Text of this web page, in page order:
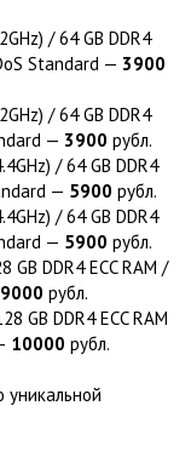
/ 64 GB DDR4
Standard — 3900
/ 64 GB DDR4
— 3900 рубл.
/ 64 GB DDR4
— 5900 рубл.
/ 64 GB DDR4
— 5900 рубл.
DDR4 ECC RAM /
9000 рубл.
GB DDR4 ECC RAM
10000 рубл.
уникальной